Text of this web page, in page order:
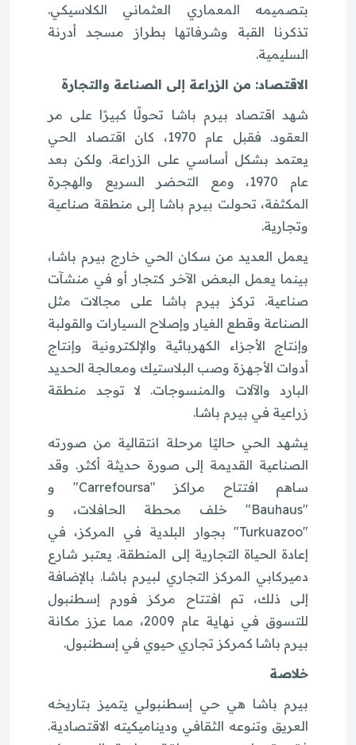
بتصميمه المعماري العثماني الكلاسيكي.
تذكرنا القبة وشرفاتها بطراز مسجد أدرنة
السليمية.
الاقتصاد: من الزراعة إلى الصناعة والتجارة
شهد اقتصاد بيرم باشا تحولًا كبيرًا على مر
العقود. فقبل عام 1970، كان اقتصاد الحي
يعتمد بشكل أساسي على الزراعة. ولكن بعد
عام 1970، ومع التحضر السريع والهجرة
المكثفة، تحولت بيرم باشا إلى منطقة صناعية
وتجارية.
يعمل العديد من سكان الحي خارج بيرم باشا،
بينما يعمل البعض الآخر كتجار أو في منشآت
صناعية. تركز بيرم باشا على مجالات مثل
الصناعة وقطع الغيار وإصلاح السيارات والقولبة
وإنتاج الأجزاء الكهربائية والإلكترونية وإنتاج
أدوات الأجهزة وصب البلاستيك ومعالجة الحديد
البارد والآلات والمنسوجات. لا توجد منطقة
زراعية في بيرم باشا.
يشهد الحي حاليًا مرحلة انتقالية من صورته
الصناعية القديمة إلى صورة حديثة أكثر. وقد
ساهم افتتاح مراكز "Carrefoursa" و
"Bauhaus" خلف محطة الحافلات، و
"Turkuazoo" بجوار البلدية في المركز، في
إعادة الحياة التجارية إلى المنطقة. يعتبر شارع
دميركابي المركز التجاري لبيرم باشا. بالإضافة
إلى ذلك، تم افتتاح مركز فورم إسطنبول
للتسوق في نهاية عام 2009، مما عزز مكانة
بيرم باشا كمركز تجاري حيوي في إسطنبول.
خلاصة
بيرم باشا هي حي إسطنبولي يتميز بتاريخه
العريق وتنوعه الثقافي وديناميكيته الاقتصادية.